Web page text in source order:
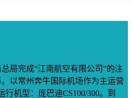
局完成“江南航空有限公司”的注
以常州奔牛国际机场作为主运营
机型：庞巴迪CS100/300。到